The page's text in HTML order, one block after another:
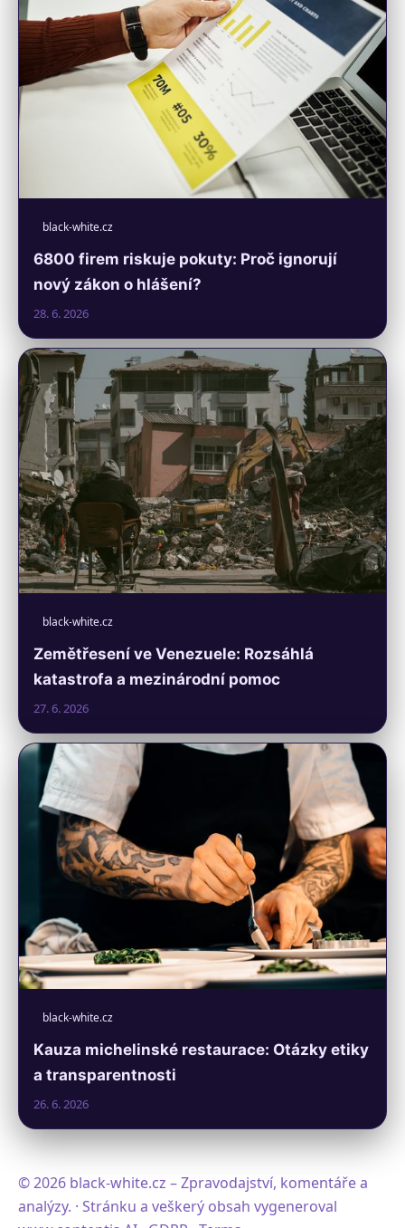
black-white.cz
6800 firem riskuje pokuty: Proč ignorují
nový zákon o hlášení?
28. 6. 2026
black-white.cz
Zemětřesení ve Venezuele: Rozsáhlá
katastrofa a mezinárodní pomoc
27. 6. 2026
black-white.cz
Kauza michelinské restaurace: Otázky etiky
a transparentnosti
26. 6. 2026
© 2026 black-white.cz – Zpravodajství, komentáře a
analýzy. · Stránku a veškerý obsah vygeneroval